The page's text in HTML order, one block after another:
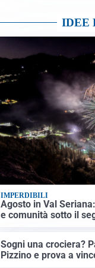
IDEE
IMPERDIBILI
Agosto in Val
e comunità sotto il
Sogni una crociera?
Pizzino e prova a